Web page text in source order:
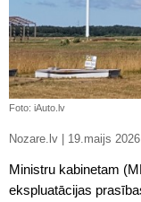
Foto: iAuto.lv
Nozare.lv | 19.maijs
Ministru kabinetam
ekspluatācijas